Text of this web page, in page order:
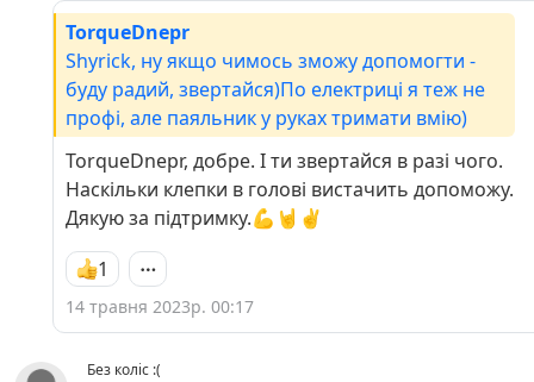
TorqueDnepr
Shyrick, ну якщо чимось зможу допомогти -
буду радий, звертайся)По електриці я теж не
профі, але паяльник у руках тримати вмію)
TorqueDnepr, добре. І ти звертайся в разі чого.
Наскільки клепки в голові вистачить допоможу.
Дякую за підтримку.💪🤘✌️
1
14 травня 2023р. 00:17
Без коліс :(